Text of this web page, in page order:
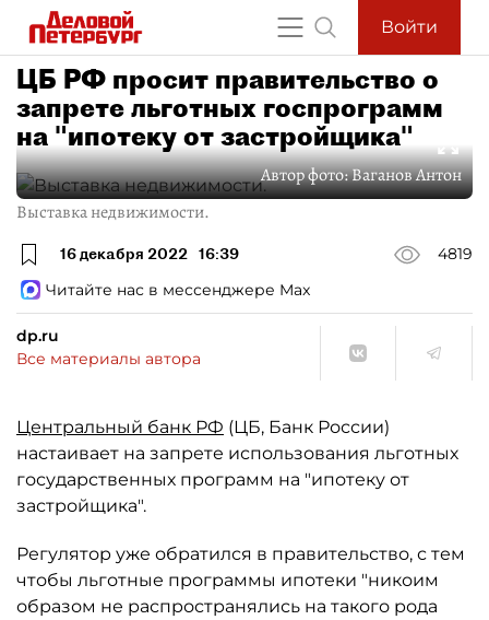
Войти
ЦБ РФ просит правительство о
запрете льготных госпрограмм
на "ипотеку от застройщика"
Автор фото:Ваганов Антон
Выставка недвижимости.
16 декабря 2022 16:39
4819
Читайте нас в мессенджере Max
dp.ru
Все материалы автора
Центральный банк РФ (ЦБ, Банк России)
настаивает на запрете использования льготных
государственных программ на "ипотеку от
застройщика".
Регулятор уже обратился в правительство, с тем
чтобы льготные программы ипотеки "никоим
образом не распространялись на такого рода